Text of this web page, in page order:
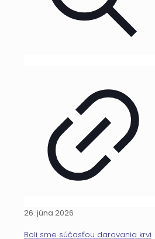
26. júna 2026
Boli sme súčasťou darovania krvi